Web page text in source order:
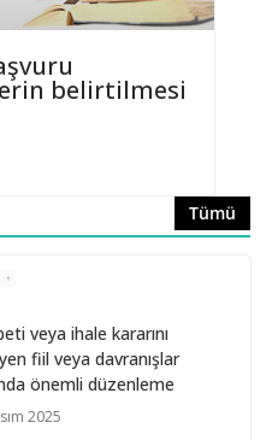
belirtilmesi
Tümü
veya ihale kararını
fiil veya davranışlar
önemli düzenleme
2025